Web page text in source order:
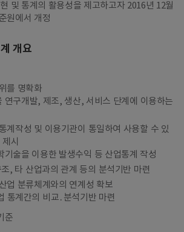
및 통계의 활용성을 제고하고자 2016년 12월
원에서 개정
개요
를 명확화
연구개발, 제조, 생산, 서비스 단계에 이용하는
계작성 및 이용기관이 통일하여 사용할 수 있
시
기술을 이용한 발생수익 등 산업통계 작성
, 타 산업과의 관계 등의 분석기반 마련
업 분류체계와의 연계성 확보
통계간의 비교․분석기반 마련
준